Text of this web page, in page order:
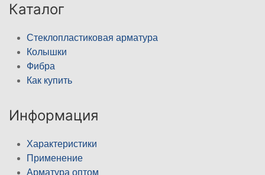
Каталог
Стеклопластиковая арматура
Колышки
Фибра
Как купить
Информация
Характеристики
Применение
Арматура оптом